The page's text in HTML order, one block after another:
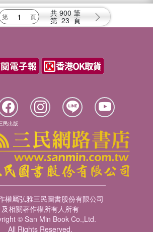
共 900 筆
第 23 頁
民出版
權屬弘雅三民圖書股份有限公司
及相關著作權所有人所有
© San Min Book Co.,Ltd.
All Rights Reserved.